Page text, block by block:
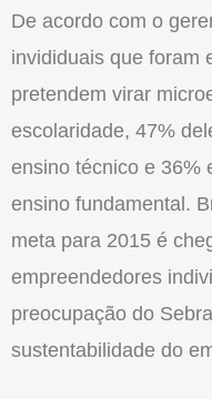
De acordo com o
invididuais que foram
pretendem virar
escolaridade, 47%
ensino técnico e 36%
ensino fundamental.
meta para 2015 é
empreendedores
preocupação do
sustentabilidade do